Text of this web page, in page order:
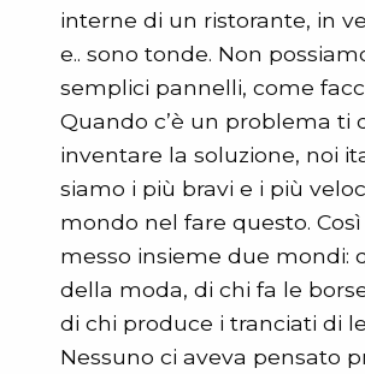
interne di un ristorante, in
e.. sono tonde. Non
semplici pannelli, come
Quando c’è un problema ti
inventare la soluzione, noi
siamo i più bravi e i più
mondo nel fare questo.
messo insieme due mondi:
della moda, di chi fa le
di chi produce i tranciati di
Nessuno ci aveva pensato